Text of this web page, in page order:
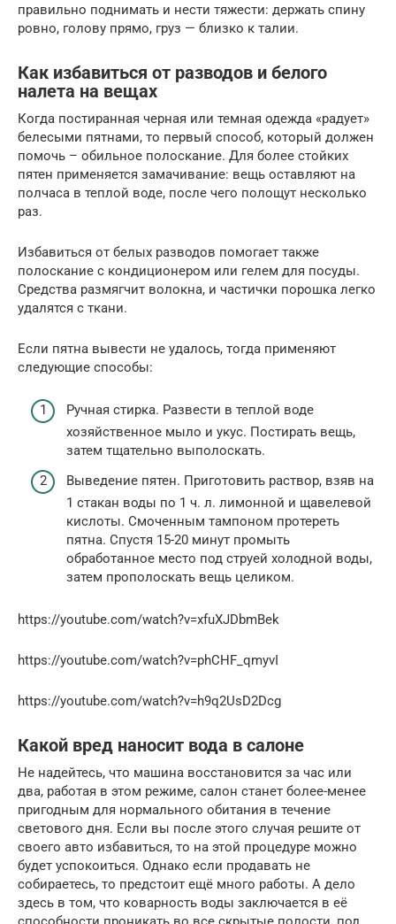
правильно поднимать и нести тяжести: держать спину
ровно, голову прямо, груз — близко к талии.
Как избавиться от разводов и белого
налета на вещах
Когда постиранная черная или темная одежда «радует»
белесыми пятнами, то первый способ, который должен
помочь – обильное полоскание. Для более стойких
пятен применяется замачивание: вещь оставляют на
полчаса в теплой воде, после чего полощут несколько
раз.
Избавиться от белых разводов помогает также
полоскание с кондиционером или гелем для посуды.
Средства размягчит волокна, и частички порошка легко
удалятся с ткани.
Если пятна вывести не удалось, тогда применяют
следующие способы:
Ручная стирка. Развести в теплой воде
хозяйственное мыло и укус. Постирать вещь,
затем тщательно выполоскать.
Выведение пятен. Приготовить раствор, взяв на
1 стакан воды по 1 ч. л. лимонной и щавелевой
кислоты. Смоченным тампоном протереть
пятна. Спустя 15-20 минут промыть
обработанное место под струей холодной воды,
затем прополоскать вещь целиком.
https://youtube.com/watch?v=xfuXJDbmBek
https://youtube.com/watch?v=phCHF_qmyvI
https://youtube.com/watch?v=h9q2UsD2Dcg
Какой вред наносит вода в салоне
Не надейтесь, что машина восстановится за час или
два, работая в этом режиме, салон станет более-менее
пригодным для нормального обитания в течение
светового дня. Если вы после этого случая решите от
своего авто избавиться, то на этой процедуре можно
будет успокоиться. Однако если продавать не
собираетесь, то предстоит ещё много работы. А дело
здесь в том, что коварность воды заключается в её